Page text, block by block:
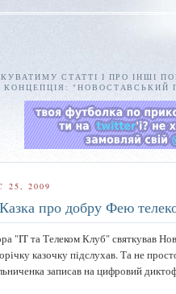
СТАТТІ І ПРО ІНШІ
КОНЦЕПЦІЯ: "НОВОСТАВСЬКИЙ
25, 2009
Казка про добру Фею
"IT та Телеком Клуб" святкував
казочку підслухав. Та не
записав на цифровий